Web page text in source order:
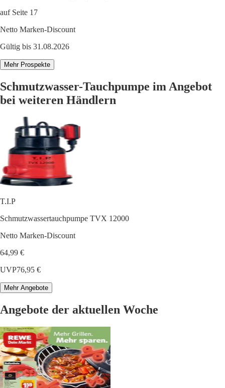
auf Seite 17
Netto Marken-Discount
Gültig bis 31.08.2026
Mehr Prospekte
Schmutzwasser-Tauchpumpe im Angebot
bei weiteren Händlern
T.I.P
Schmutzwassertauchpumpe TVX 12000
Netto Marken-Discount
64,99 €
UVP76,95 €
Mehr Angebote
Angebote der aktuellen Woche